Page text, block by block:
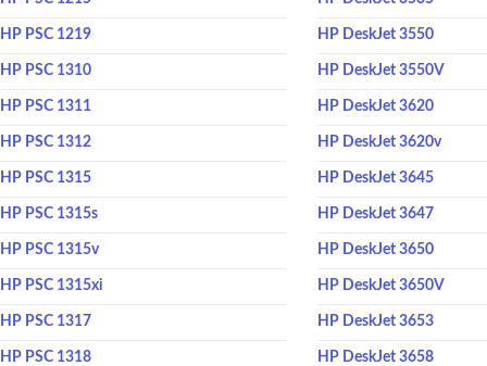
HP PSC 1219
HP PSC 1310
HP PSC 1311
HP PSC 1312
HP PSC 1315
HP PSC 1315s
HP PSC 1315v
HP PSC 1315xi
HP PSC 1317
HP PSC 1318
HP DeskJet 3550
HP DeskJet 3550V
HP DeskJet 3620
HP DeskJet 3620v
HP DeskJet 3645
HP DeskJet 3647
HP DeskJet 3650
HP DeskJet 3650V
HP DeskJet 3653
HP DeskJet 3658